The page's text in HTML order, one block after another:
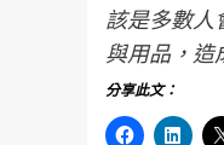
該是多數人
與用品，造
分享此文：